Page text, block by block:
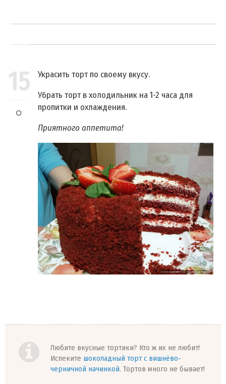
15
Украсить торт по своему вкусу.
Убрать торт в холодильник на 1-2 часа для
пропитки и охлаждения.
Приятного аппетита!
Любите вкусные тортики? Кто ж их не любит!
Испеките шоколадный торт с вишнёво-
черничной начинкой. Тортов много не бывает!